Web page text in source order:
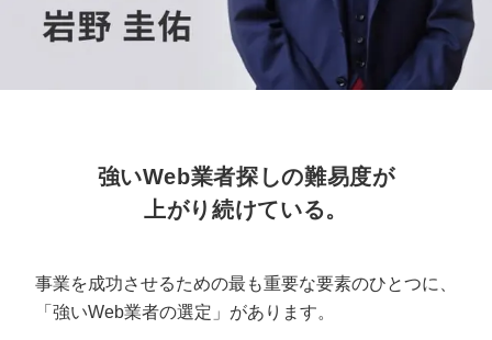
代表メッセージ（岩野圭佑）
取締役メッセージ（株本祐己）
動画ディレクター
インターン
正社員
強いWeb業者探しの難易度が
上がり続けている。
事業を成功させるための最も重要な要素のひとつに、
「強いWeb業者の選定」があります。